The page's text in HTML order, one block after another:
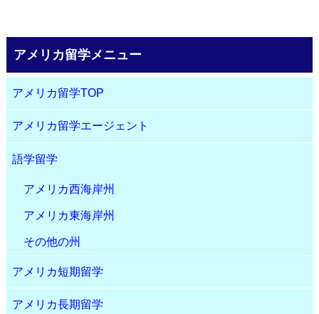
アメリカ留学メニュー
アメリカ留学TOP
アメリカ留学エージェント
語学留学
アメリカ西海岸州
アメリカ東海岸州
その他の州
アメリカ短期留学
アメリカ長期留学